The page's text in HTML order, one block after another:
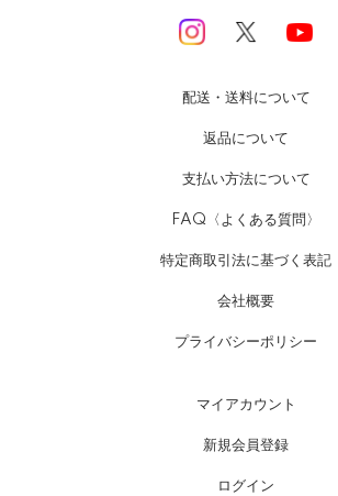
配送・送料について
返品について
支払い方法について
FAQ〈よくある質問〉
特定商取引法に基づく表記
会社概要
プライバシーポリシー
マイアカウント
新規会員登録
ログイン